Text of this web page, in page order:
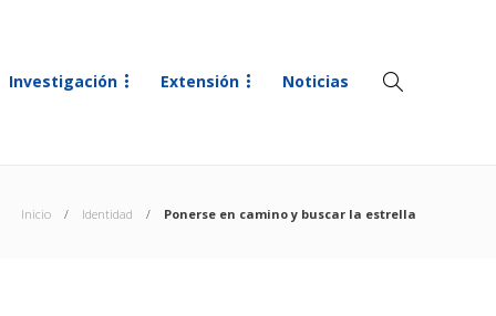
Investigación Extensión Noticias
Inicio Identidad Ponerse en camino y buscar la estrella